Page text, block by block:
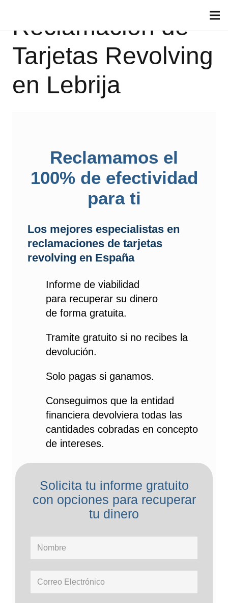
Reclamación de
Tarjetas Revolving
en Lebrija
Reclamamos el
100% de efectividad
para ti
Los mejores especialistas en
reclamaciones de tarjetas
revolving en España
Informe de viabilidad
para recuperar su dinero
de forma gratuita.
Tramite gratuito si no recibes la
devolución.
Solo pagas si ganamos.
Conseguimos que la entidad
financiera devolviera todas las
cantidades cobradas en concepto
de intereses.
Solicita tu informe gratuito
con opciones para recuperar
tu dinero